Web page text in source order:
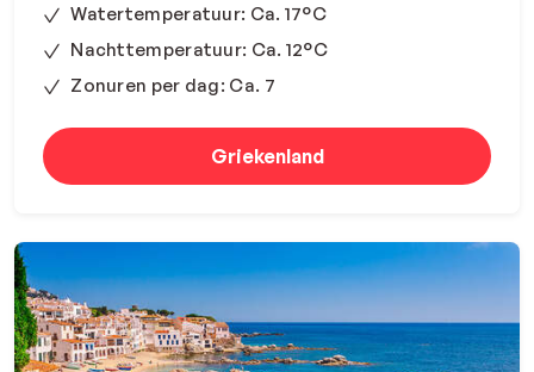
Watertemperatuur: Ca. 17°C
Nachttemperatuur: Ca. 12°C
Zonuren per dag: Ca. 7
Griekenland